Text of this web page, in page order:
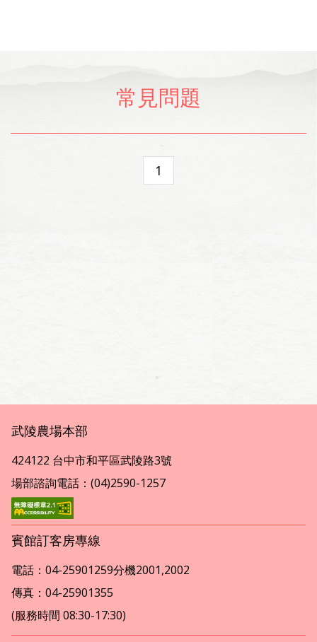
常見問題
1
武陵農場本部
424122 台中市和平區武陵路3號
場部諮詢電話：(04)2590-1257
賓館訂客房專線
電話：04-25901259分機2001,2002
傳真：04-25901355
(服務時間 08:30-17:30)